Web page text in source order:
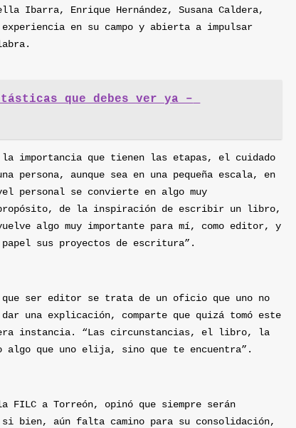
Ibarra, Enrique Hernández, Susana Caldera,
en su campo y abierta a impulsar
que debes ver ya –
importancia que tienen las etapas, el cuidado
persona, aunque sea en una pequeña escala, en
personal se convierte en algo muy
de la inspiración de escribir un libro,
algo muy importante para mí, como editor, y
sus proyectos de escritura”.
que ser editor se trata de un oficio que uno no
una explicación, comparte que quizá tomó este
instancia. “Las circunstancias, el libro, la
que uno elija, sino que te encuentra”.
FILC a Torreón, opinó que siempre serán
bien, aún falta camino para su consolidación,